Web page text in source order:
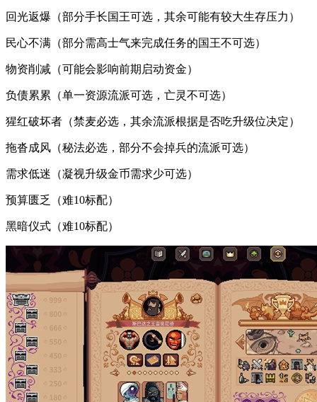
回光返爆（部分手长国王可选，其余可能有较大生存压力）
民心不满（部分需高士气来完成任务的国王不可选）
物资削减（可能会影响前期启动资金）
负债累累（单一资源流派可选，亡灵不可选）
猩红破坏者（禁麦必选，其余流派根据是否吃升级位决定）
拖沓成风（秘法必选，部分不会掉兵的流派可选）
需求低迷（凝视升级金币需求少可选）
预算匮乏（难10标配）
黑暗仪式（难10标配）